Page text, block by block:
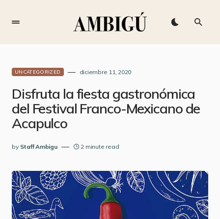
UNCATEGORIZED diciembre 11, 2020
Disfruta la fiesta gastronómica
del Festival Franco-Mexicano de
Acapulco
by Staff Ambigu 2 minute read